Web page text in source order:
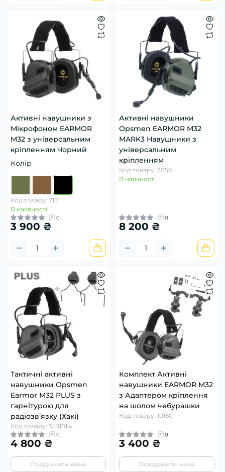
Активні навушники з
Мікрофоном EARMOR
M32 з універсальним
кріпленням Чорний
Колір
Код товару: 7131
В наявності
0
3 900 ₴
Активні навушники
Opsmen EARMOR M32
MARK3 Навушники з
універсальним
кріпленням
Код товару: 7059
В наявності
0
8 200 ₴
Тактичні активні
навушники Opsmen
Earmor M32 PLUS з
гарнітурою для
радіозв’язку (Хакі)
Код товару: 553101w
0
4 800 ₴
Повідомити мене
Комплект Активні
навушники EARMOR M32
з Адаптером кріплення
на шолом чебурашки
Код товару: 10160
0
3 400 ₴
Повідомити мене